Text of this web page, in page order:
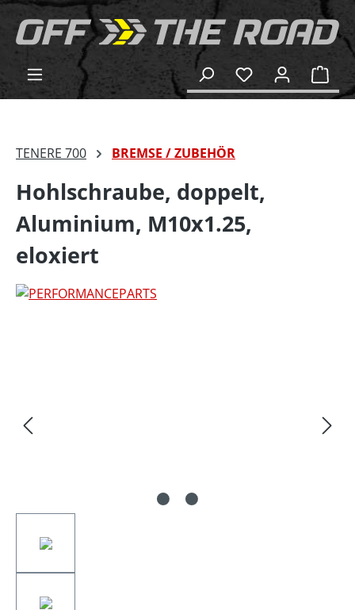
springen
TENERE 700 BREMSE / ZUBEHÖR
Hohlschraube, doppelt,
Aluminium, M10x1.25,
eloxiert